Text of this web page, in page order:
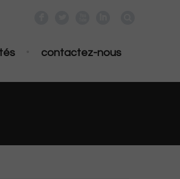
contactez-nous